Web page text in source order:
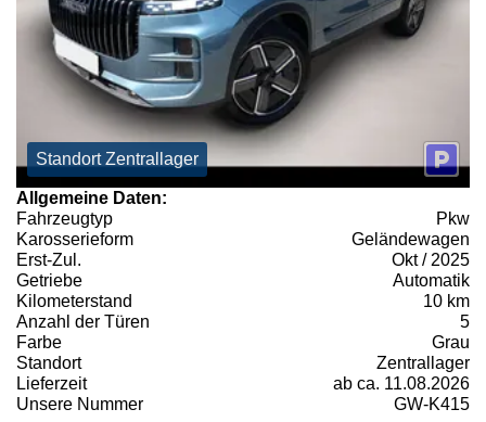
Standort Zentrallager
Allgemeine Daten:
Fahrzeugtyp
Pkw
Karosserieform
Geländewagen
Erst-Zul.
Okt / 2025
Getriebe
Automatik
Kilometerstand
10 km
Anzahl der Türen
5
Farbe
Grau
Standort
Zentrallager
Lieferzeit
ab ca. 11.08.2026
Unsere Nummer
GW-K415